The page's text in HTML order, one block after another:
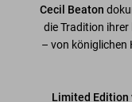
Cecil Beaton
die Tradition
– von königlichen
Limited Edition